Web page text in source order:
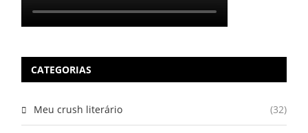
CATEGORIAS
Meu crush literário (32)